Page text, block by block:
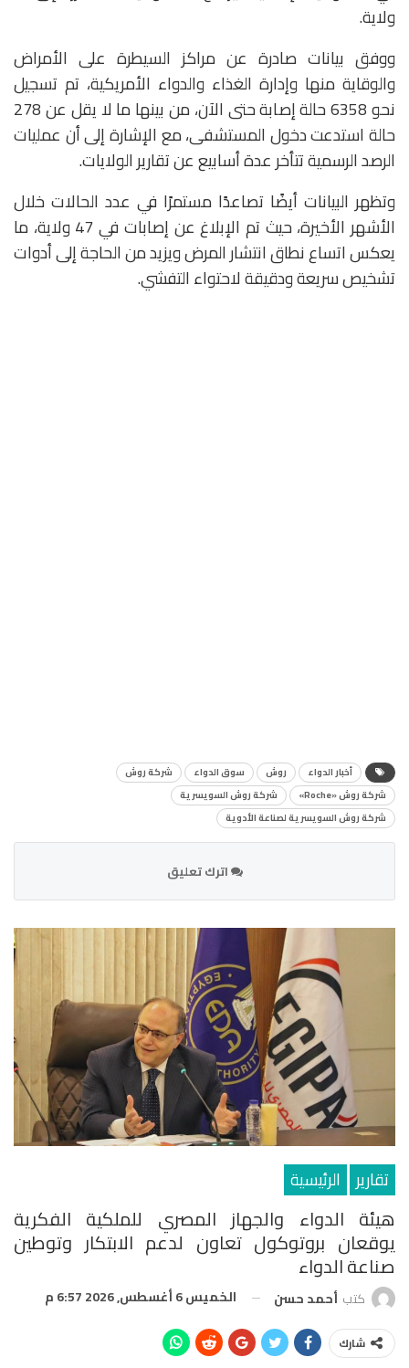
ولاية.
ووفق بيانات صادرة عن مراكز السيطرة على الأمراض
والوقاية منها وإدارة الغذاء والدواء الأمريكية، تم تسجيل
نحو 6358 حالة إصابة حتى الآن، من بينها ما لا يقل عن 278
حالة استدعت دخول المستشفى، مع الإشارة إلى أن عمليات
الرصد الرسمية تتأخر عدة أسابيع عن تقارير الولايات.
وتظهر البيانات أيضًا تصاعدًا مستمرًا في عدد الحالات خلال
الأشهر الأخيرة، حيث تم الإبلاغ عن إصابات في 47 ولاية، ما
يعكس اتساع نطاق انتشار المرض ويزيد من الحاجة إلى أدوات
تشخيص سريعة ودقيقة لاحتواء التفشي.
أخبار الدواء روش سوق الدواء
شركة روش
شركة روش «Roche»
شركة روش السويسرية
شركة روش السويسرية لصناعة الأدوية
اترك تعليق
تقارير الرئيسية
هيئة الدواء والجهاز المصري للملكية الفكرية
يوقعان بروتوكول تعاون لدعم الابتكار وتوطين
صناعة الدواء
كتب أحمد حسن الخميس 6 أغسطس, 2026 6:57 م
شارك